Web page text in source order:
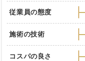
従業員の態度
施術の技術
コスパの良さ